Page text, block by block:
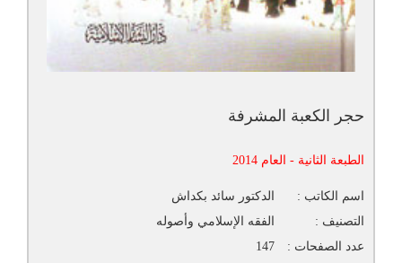
حجر الكعبة المشرفة
الطبعة الثانية - العام 2014
اسم الكاتب :
الدكتور سائد بكداش
التصنيف :
الفقه الإسلامي وأصوله
عدد الصفحات :
147